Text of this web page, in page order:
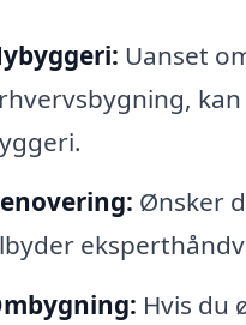
Uanset
Ønsker
Hvis du